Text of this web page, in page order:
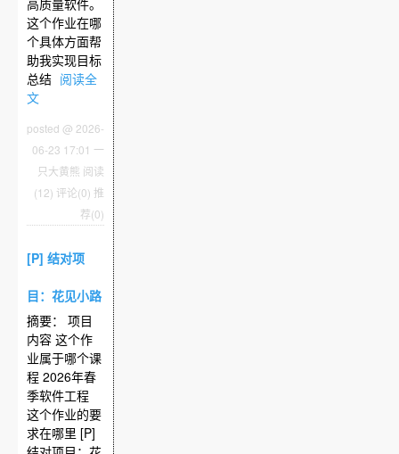
高质量软件。
这个作业在哪
个具体方面帮
助我实现目标
总结 阅读全
文
posted @ 2026-
06-23 17:01 一
只大黄熊 阅读
(12) 评论(0) 推
荐(0)
[P] 结对项
目：花见小路
摘要： 项目
内容 这个作
业属于哪个课
程 2026年春
季软件工程
这个作业的要
求在哪里 [P]